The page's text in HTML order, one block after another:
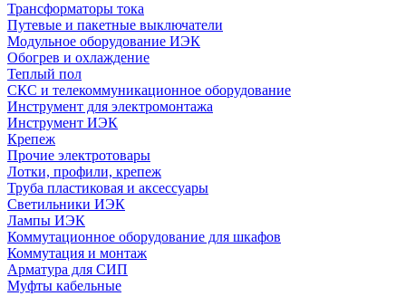
Трансформаторы тока
Путевые и пакетные выключатели
Модульное оборудование ИЭК
Обогрев и охлаждение
Теплый пол
СКС и телекоммуникационное оборудование
Инструмент для электромонтажа
Инструмент ИЭК
Крепеж
Прочие электротовары
Лотки, профили, крепеж
Труба пластиковая и аксессуары
Светильники ИЭК
Лампы ИЭК
Коммутационное оборудование для шкафов
Коммутация и монтаж
Арматура для СИП
Муфты кабельные